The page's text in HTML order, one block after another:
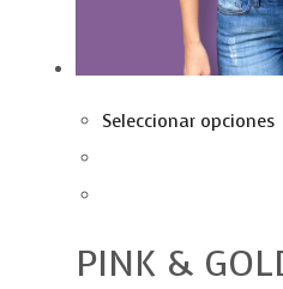
Seleccionar opciones
PINK &